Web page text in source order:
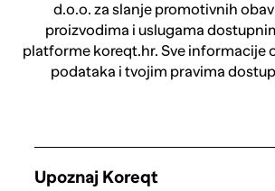
d.o.o. za slanje promotivnih
proizvodima i uslugama
platforme koreqt.hr. Sve informacije
podataka i tvojim pravima
Upoznaj Koreqt